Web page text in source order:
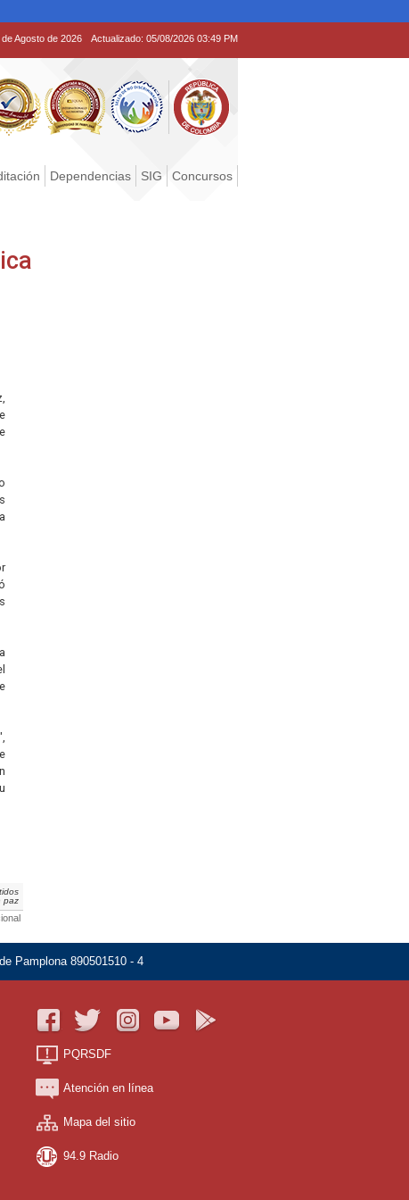
Actualizado: 05/08/2026 03:49 PM
Agosto de 2026
Dependencias SIG Concursos
paz
Pamplona 890501510 - 4
PQRSDF
Atención en línea
Mapa del sitio
94.9 Radio